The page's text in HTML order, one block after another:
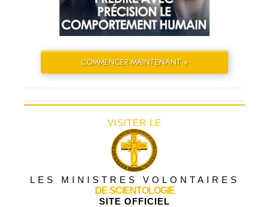
COMMENCER MAINTENANT »
VISITER LE
LES MINISTRES VOLONTAIRES
DE SCIENTOLOGIE
SITE OFFICIEL